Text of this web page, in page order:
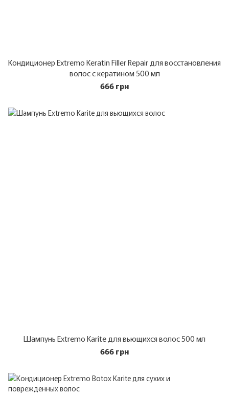
Кондиционер Extremo Keratin Filler Repair для восстановления
волос с кератином 500 мл
666 грн
Шампунь Extremo Karite для вьющихся волос 500 мл
666 грн